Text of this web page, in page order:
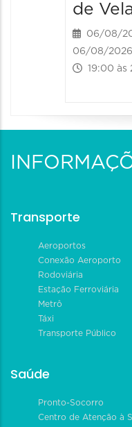
de
06/08/
06/08/2026
19:00 às
Transporte
Aeroportos
Conexão Aeroporto
Rodoviária
Estação Ferroviária
Metrô
Táxi
Transporte Público
Saúde
Pronto-Socorro
Centro de Atenção à